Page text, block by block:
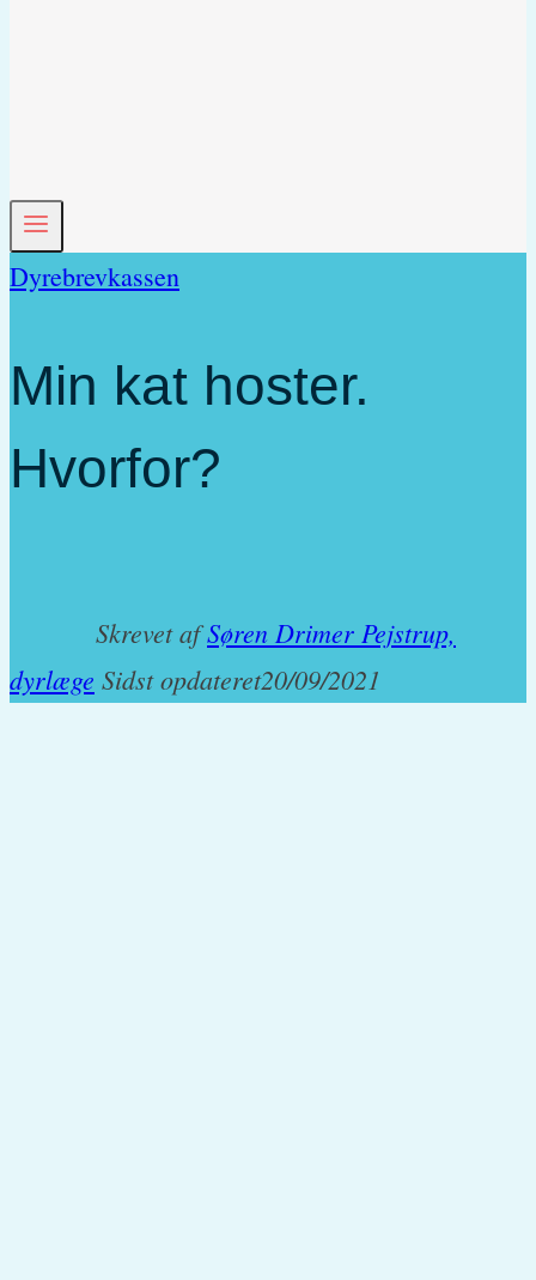
Dyrebrevkassen
Min kat hoster.
Hvorfor?
Skrevet afSøren Drimer Pejstrup,
dyrlæge Sidst opdateret20/09/2021